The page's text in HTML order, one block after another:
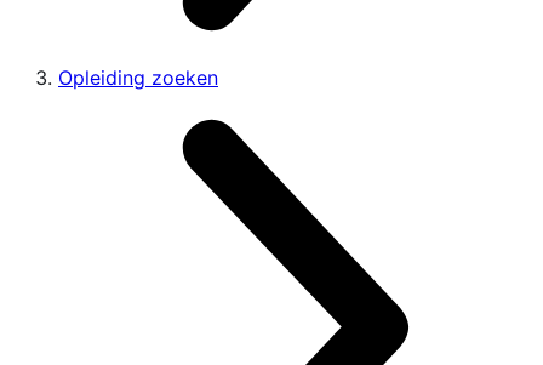
Opleiding zoeken